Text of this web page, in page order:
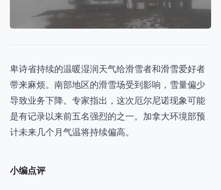
卑诗省持续的温暖湿润天气给滑雪者和滑雪爱好者
带来麻烦。南部地区的滑雪场受到影响，雪量偏少
导致业务下降。专家指出，这次厄尔尼诺现象可能
是有记录以来前五名强烈的之一。加拿大环境部预
计未来几个月气温将持续偏高。
小编点评